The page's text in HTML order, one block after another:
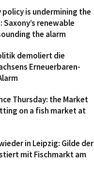
policy is undermining the
renewable
the alarm
demoliert die
Erneuerbaren-
Thursday: the Market
on a fish market at
in Leipzig: Gilde der
mit Fischmarkt am